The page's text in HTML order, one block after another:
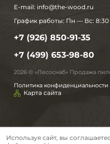
E-mail: info@the-wood.ru
График работы: Пн — Вс: 8:30
+7 (926) 850-91-35
+7 (499) 653-98-80
2026 © «Лесоснаб» Продажа
Политика конфиденциальности
Карта сайта
Используя сайт, вы